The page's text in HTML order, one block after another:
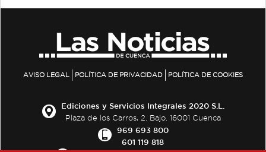
AVISO LEGAL POLÍTICA DE PRIVACIDAD POLÍTICA DE COOKIES
Ediciones y Servicios Integrales 2020 S.L.
Plaza de los Carros, 2. Bajo. 16001 Cuenca
969 693 800
601 119 818